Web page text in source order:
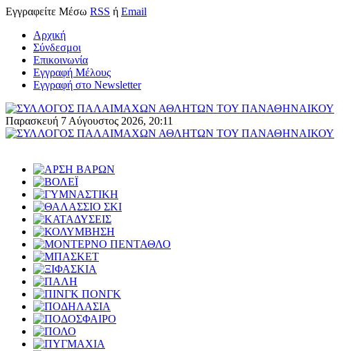
Εγγραφείτε Μέσω RSS ή Email
Αρχική
Σύνδεσμοι
Επικοινωνία
Εγγραφή Μέλους
Εγγραφή στο Newsletter
Παρασκευή 7 Αύγουστος 2026, 20:11